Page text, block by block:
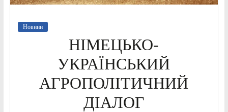
Новини
НІМЕЦЬКО-
УКРАЇНСЬКИЙ
АГРОПОЛІТИЧНИЙ
ДІАЛОГ